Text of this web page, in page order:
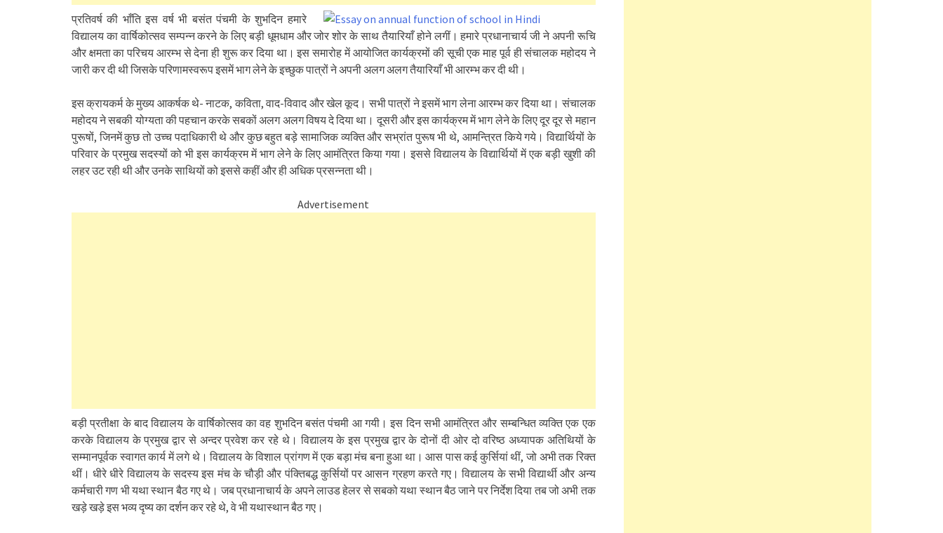
प्रतिवर्ष की भाँति इस वर्ष भी बसंत पंचमी के शुभदिन हमारे
विद्यालय का वार्षिकोत्सव सम्पन्न करने के लिए बड़ी धूमधाम और जोर शोर के साथ तैयारियाँ होने लगीं। हमारे प्रधानाचार्य जी ने अपनी रूचि
और क्षमता का परिचय आरम्भ से देना ही शुरू कर दिया था। इस समारोह में आयोजित कार्यक्रमों की सूची एक माह पूर्व ही संचालक महोदय ने
जारी कर दी थी जिसके परिणामस्वरूप इसमें भाग लेने के इच्छुक पात्रों ने अपनी अलग अलग तैयारियाँ भी आरम्भ कर दी थी।
इस क्रायकर्म के मुख्य आकर्षक थे- नाटक, कविता, वाद-विवाद और खेल कूद। सभी पात्रों ने इसमें भाग लेना आरम्भ कर दिया था। संचालक
महोदय ने सबकी योग्यता की पहचान करके सबकों अलग अलग विषय दे दिया था। दूसरी और इस कार्यक्रम में भाग लेने के लिए दूर दूर से महान
पुरूषों, जिनमें कुछ तो उच्च पदाधिकारी थे और कुछ बहुत बड़े सामाजिक व्यक्ति और सभ्रांत पुरूष भी थे, आमन्त्रित किये गये। विद्यार्थियों के
परिवार के प्रमुख सदस्यों को भी इस कार्यक्रम में भाग लेने के लिए आमंत्रित किया गया। इससे विद्यालय के विद्यार्थियों में एक बड़ी खुशी की
लहर उट रही थी और उनके साथियों को इससे कहीं और ही अधिक प्रसन्नता थी।
Advertisement
बड़ी प्रतीक्षा के बाद विद्यालय के वार्षिकोत्सव का वह शुभदिन बसंत पंचमी आ गयी। इस दिन सभी आमंत्रित और सम्बन्धित व्यक्ति एक एक
करके विद्यालय के प्रमुख द्वार से अन्दर प्रवेश कर रहे थे। विद्यालय के इस प्रमुख द्वार के दोनों दी ओर दो वरिष्ठ अध्यापक अतिथियों के
सम्मानपूर्वक स्वागत कार्य में लगे थे। विद्यालय के विशाल प्रांगण में एक बड़ा मंच बना हुआ था। आस पास कई कुर्सियां थीं, जो अभी तक रिक्त
थीं। धीरे धीरे विद्यालय के सदस्य इस मंच के चौड़ी और पंक्तिबद्ध कुर्सियों पर आसन ग्रहण करते गए। विद्यालय के सभी विद्यार्थी और अन्य
कर्मचारी गण भी यथा स्थान बैठ गए थे। जब प्रधानाचार्य के अपने लाउड हेलर से सबको यथा स्थान बैठ जाने पर निर्देश दिया तब जो अभी तक
खड़े खड़े इस भव्य दृष्य का दर्शन कर रहे थे, वे भी यथास्थान बैठ गए।